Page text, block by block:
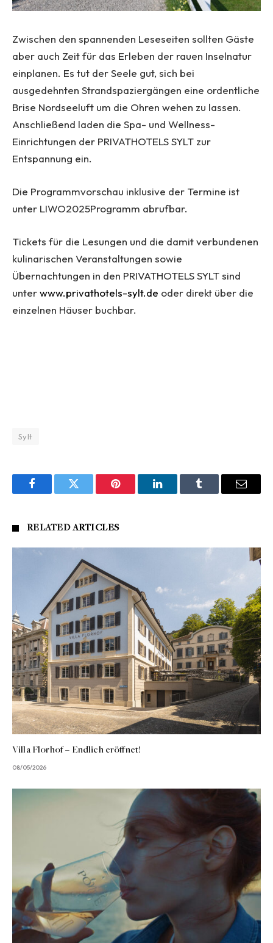
Zwischen den spannenden Leseseiten sollten Gäste
aber auch Zeit für das Erleben der rauen Inselnatur
einplanen. Es tut der Seele gut, sich bei
ausgedehnten Strandspaziergängen eine ordentliche
Brise Nordseeluft um die Ohren wehen zu lassen.
Anschließend laden die Spa- und Wellness-
Einrichtungen der PRIVATHOTELS SYLT zur
Entspannung ein.
Die Programmvorschau inklusive der Termine ist
unter LIWO2025Programm abrufbar.
Tickets für die Lesungen und die damit verbundenen
kulinarischen Veranstaltungen sowie
Übernachtungen in den PRIVATHOTELS SYLT sind
unterwww.privathotels-sylt.de oder direkt über die
einzelnen Häuser buchbar.
Sylt
FacebookTwitter Pinterest LinkedInTumblr Email
RELATEDARTICLES
Villa Florhof – Endlich eröffnet!
08/05/2026